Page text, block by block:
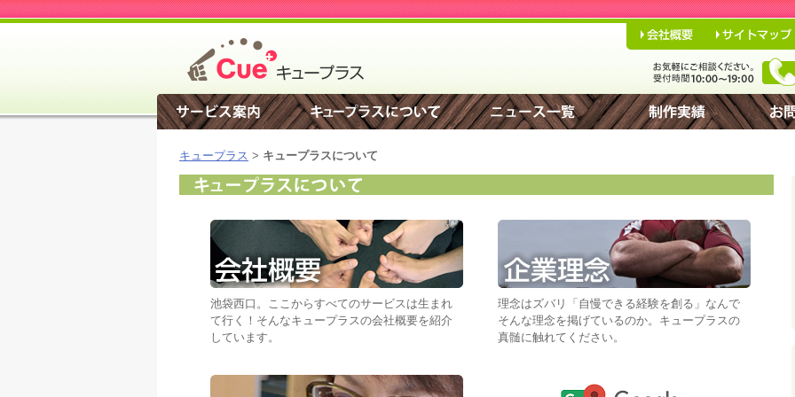
キュープラス > キュープラスについて
池袋西口。ここからすべてのサービスは生まれ
て行く！そんなキュープラスの会社概要を紹介
しています。
理念はズバリ「自慢できる経験を創る」なんで
そんな理念を掲げているのか。キュープラスの
真髄に触れてください。